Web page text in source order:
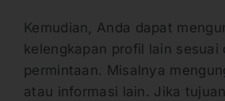
Kemudian, Anda dapat
kelengkapan profil lain sesuai
permintaan. Misalnya
atau informasi lain. Jika